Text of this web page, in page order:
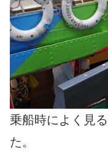
乗船時によく見
た。